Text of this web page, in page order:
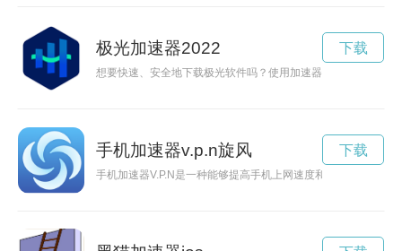
极光加速器2022
想要快速、安全地下载极光软件吗？使用加速器v.p.n可以帮助
下载
手机加速器v.p.n旋风
手机加速器V.P.N是一种能够提高手机上网速度和保护用户隐私
下载